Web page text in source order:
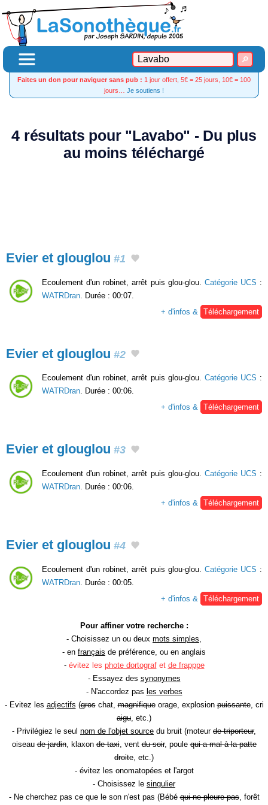
Faites un don pour naviguer sans pub : 1 jour offert, 5€ = 25 jours, 10€ = 100
jours… Je soutiens !
4 résultats pour "Lavabo" - Du plus
au moins téléchargé
Evier et glouglou #1
Ecoulement d'un robinet, arrêt puis glou-glou. Catégorie UCS :
WATRDran . Durée : 00:07.
+ d'infos &
Téléchargement
Evier et glouglou #2
Ecoulement d'un robinet, arrêt puis glou-glou. Catégorie UCS :
WATRDran. Durée : 00:06.
+ d'infos & Téléchargement
Evier et glouglou #3
Ecoulement d'un robinet, arrêt puis glou-glou. Catégorie UCS :
WATRDran . Durée : 00:06.
+ d'infos &
Téléchargement
Evier et glouglou #4
Ecoulement d'un robinet, arrêt puis glou-glou. Catégorie UCS :
WATRDran . Durée : 00:05.
+ d'infos &
Téléchargement
Pour affiner votre recherche :
- Choisissez un ou deux mots simples
- en français de préférence, ou en anglais
- évitez les phote dortografet de frapppe
- Essayez des synonymes
- N'accordez pas les verbes
- Evitez les adjectifs (groschat,magnifiqueorage, explosionpuissante, cri
aigu , etc.)
- Privilégiez le seul nom de l'objet source du bruit (moteur de triporteur,
oiseaude jardin, klaxonde taxi, ventdu soir, poulequi a mal à la patte
droite , etc.)
- évitez les onomatopées et l'argot
- Choisissez le singulier
- Ne cherchez pas ce que le son n'est pas (Bébéqui ne pleure pas, forêt